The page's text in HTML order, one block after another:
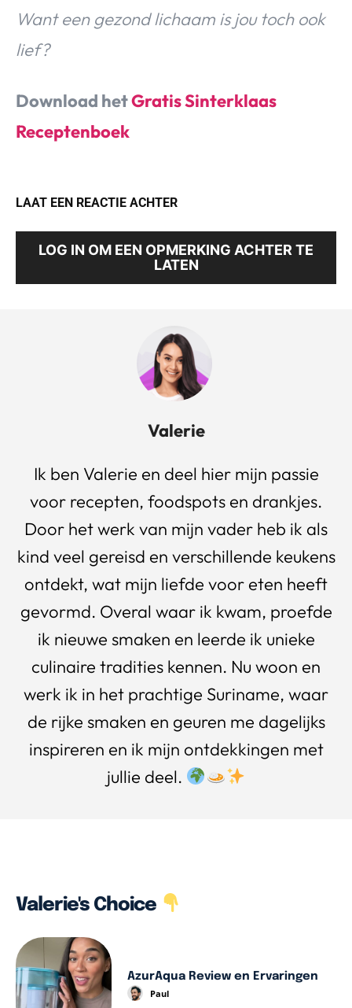
Want een gezond lichaam is jou toch ook
lief?
Download hetGratis Sinterklaas
Receptenboek
LAAT EEN REACTIE ACHTER
LOG IN OM EEN OPMERKING ACHTER TE
LATEN
Valerie
Ik ben Valerie en deel hier mijn passie
voor recepten, foodspots en drankjes.
Door het werk van mijn vader heb ik als
kind veel gereisd en verschillende keukens
ontdekt, wat mijn liefde voor eten heeft
gevormd. Overal waar ik kwam, proefde
ik nieuwe smaken en leerde ik unieke
culinaire tradities kennen. Nu woon en
werk ik in het prachtige Suriname, waar
de rijke smaken en geuren me dagelijks
inspireren en ik mijn ontdekkingen met
jullie deel.
Valerie's Choice
AzurAqua Review en Ervaringen
Paul